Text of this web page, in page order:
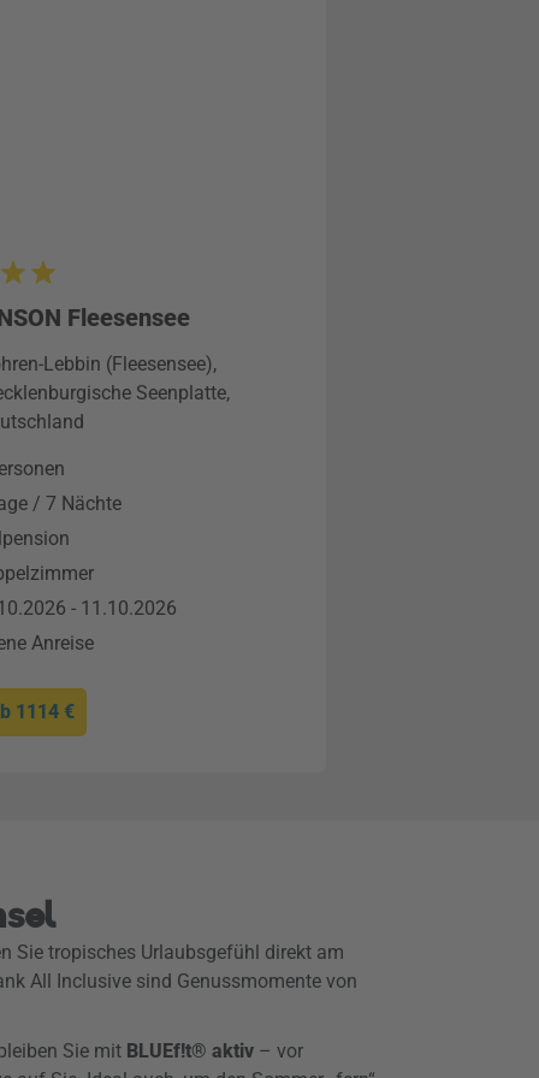
Fleesensee
Lebbin (Fleesensee),
Seenplatte,
/ 7 Nächte
- 11.10.2026
Anreise
1114 €
Sie tropisches Urlaubsgefühl direkt am
All Inclusive sind Genussmomente von
Sie mit BLUEf!t® aktiv – vor